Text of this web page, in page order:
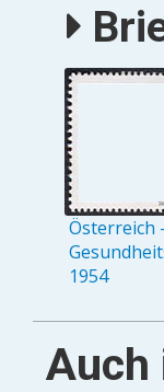
Österreich -
1954
Auch